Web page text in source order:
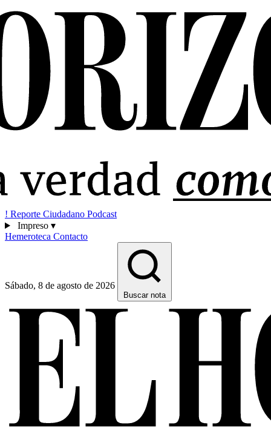
! Reporte Ciudadano Podcast
Impreso ▾
Hemeroteca Contacto
Sábado, 8 de agosto de 2026
Buscar nota